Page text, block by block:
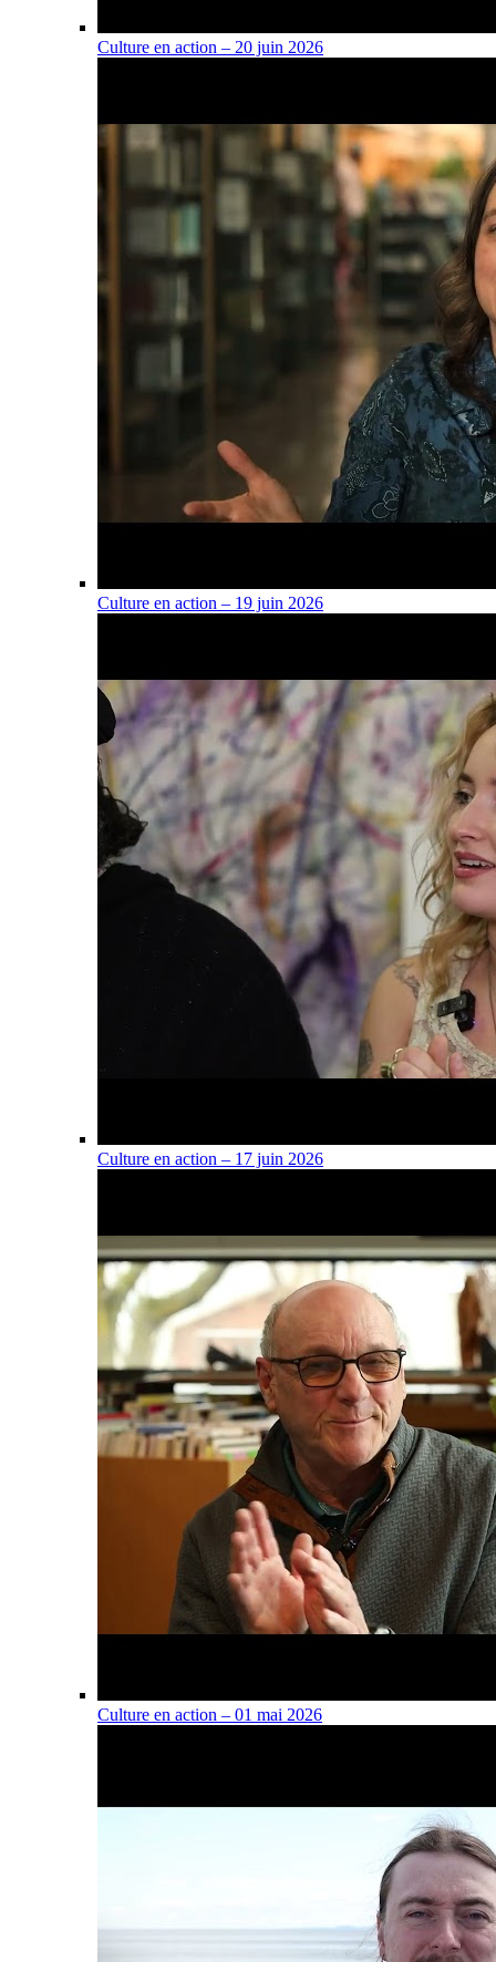
Culture en action – 20 juin 2026
Culture en action – 19 juin 2026
Culture en action – 17 juin 2026
Culture en action – 01 mai 2026